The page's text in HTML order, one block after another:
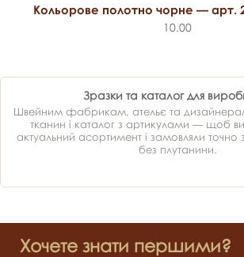
Кольорове полотно чорне — арт.
10.00
Зразки та каталог для
Швейним фабрикам, ательє та
тканин і каталог з артикулами — щоб
актуальний асортимент і замовляли
без плутанини.
Хочете знати першими?